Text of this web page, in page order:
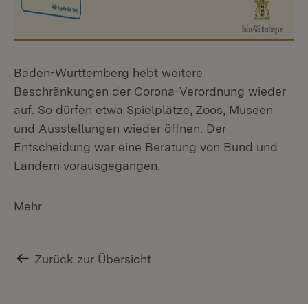
Baden-Württemberg hebt weitere
Beschränkungen der Corona-Verordnung wieder
auf. So dürfen etwa Spielplätze, Zoos, Museen
und Ausstellungen wieder öffnen. Der
Entscheidung war eine Beratung von Bund und
Ländern vorausgegangen.
Mehr
Zurück zur Übersicht